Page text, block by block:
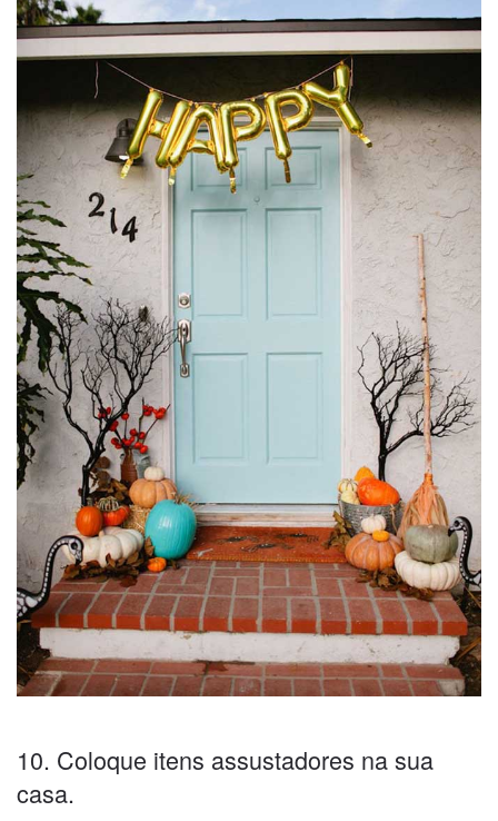
10. Coloque itens assustadores na sua
casa.